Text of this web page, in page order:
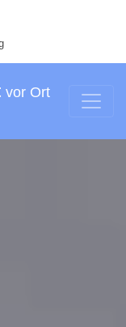
vor Ort